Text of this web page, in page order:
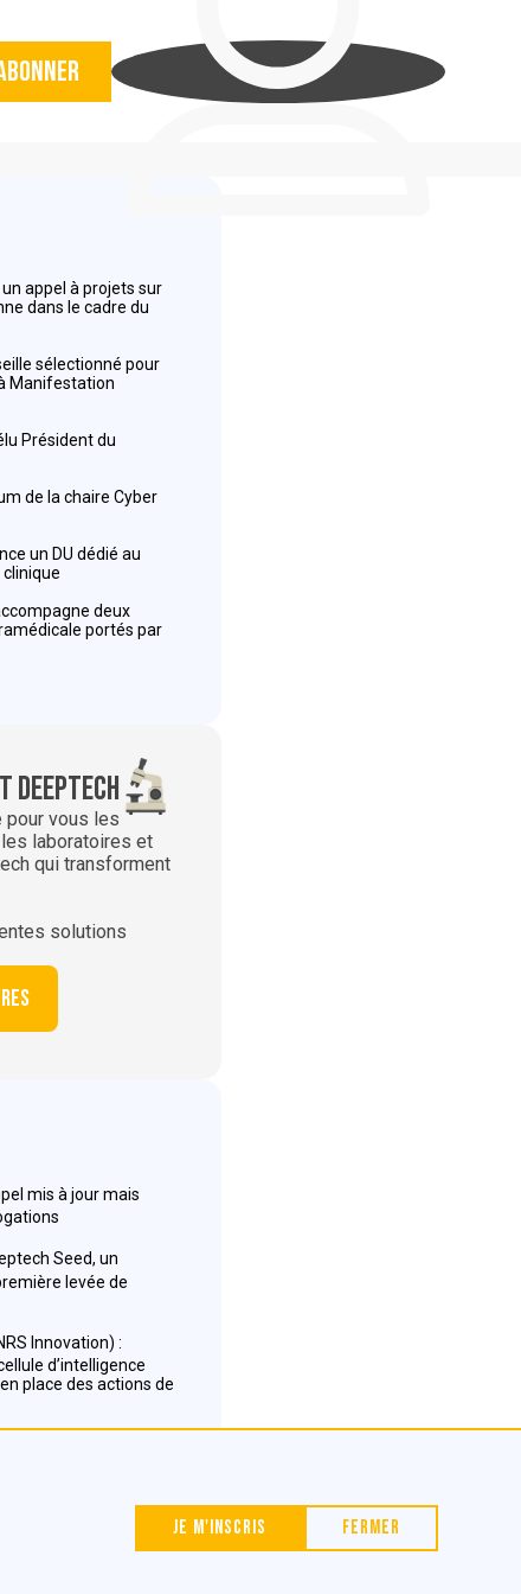
appel à projets sur
dans le cadre du
sélectionné pour
Manifestation
Président du
de la chaire Cyber
un DU dédié au
deux
portés par
deeptech
pour vous les
laboratoires et
qui transforment
solutions
mis à jour mais
Seed, un
levée de
Innovation) :
d’intelligence
place des actions de
Nous contacter
Je m'inscris Fermer